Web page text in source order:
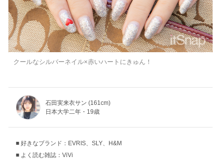
クールなシルバーネイル×赤いハートにきゅん！
石田実来衣サン (161cm)
日本大学二年・19歳
好きなブランド：EVRIS、SLY、H&M
よく読む雑誌：ViVi